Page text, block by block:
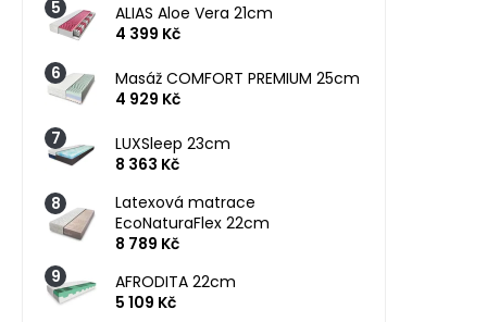
ALIAS Aloe Vera 21cm
4 399 Kč
Masáž COMFORT PREMIUM 25cm
4 929 Kč
LUXSleep 23cm
8 363 Kč
Latexová matrace
EcoNaturaFlex 22cm
8 789 Kč
AFRODITA 22cm
5 109 Kč